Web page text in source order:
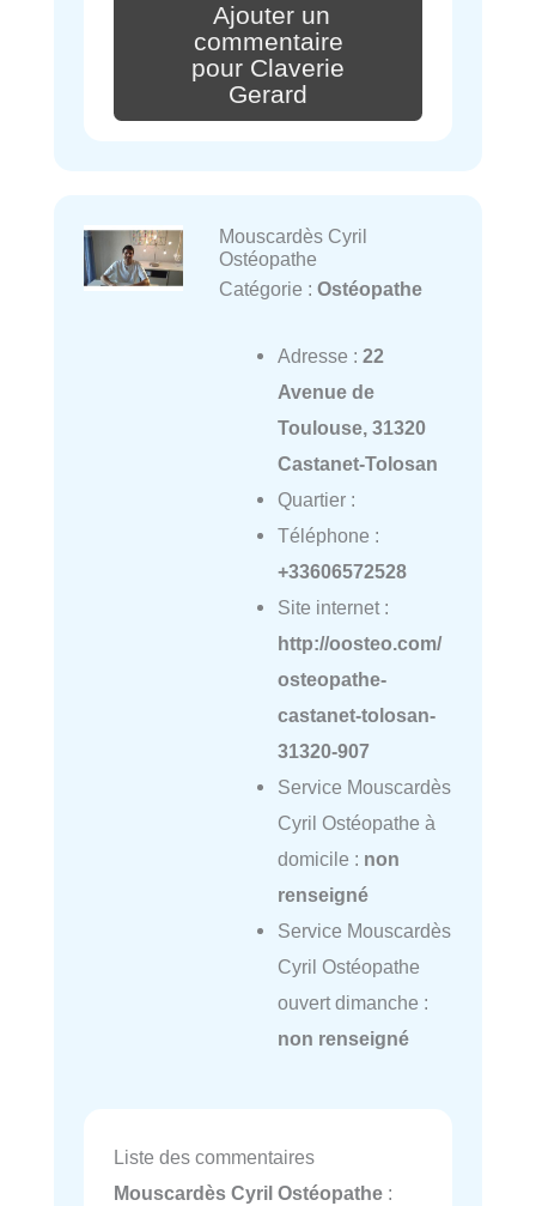
Ajouter un
commentaire
pour Claverie
Gerard
Mouscardès Cyril
Ostéopathe
Catégorie : Ostéopathe
Adresse : 22
Avenue de
Toulouse, 31320
Castanet-Tolosan
Quartier :
Téléphone :
+33606572528
Site internet :
http://oosteo.com/
osteopathe-
castanet-tolosan-
31320-907
Service Mouscardès
Cyril Ostéopathe à
domicile : non
renseigné
Service Mouscardès
Cyril Ostéopathe
ouvert dimanche :
non renseigné
Liste des commentaires
Mouscardès Cyril Ostéopathe :